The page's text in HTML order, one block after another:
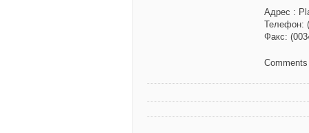
Адрес :
Телефон:
Факс: